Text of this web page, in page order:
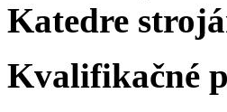
Katedre
Kvalifikačné